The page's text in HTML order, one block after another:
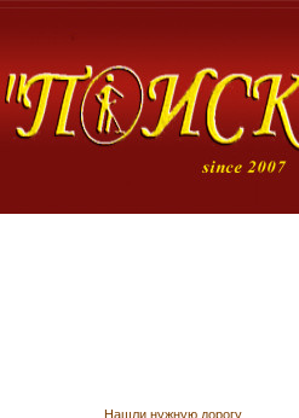
Нашли нужную дорогу